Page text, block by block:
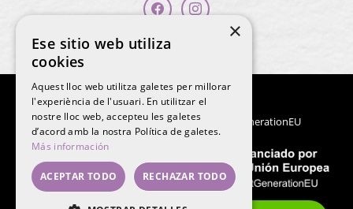
Financiado por la Unión Europea - NextGenerationEU
×
Ese sitio web utiliza
cookies
Aquest lloc web utilitza galetes per millorar
l'experiència de l'usuari. En utilitzar el
nostre lloc web, accepteu les galetes
d’acord amb la nostra Política de galetes.
Más información
ACEPTAR TODO RECHAZAR TODO